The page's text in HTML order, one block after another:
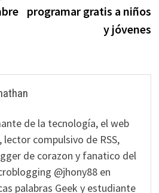
programar gratis a niños
y jóvenes
de la tecnología, el web
lector compulsivo de RSS,
de corazon y fanatico del
@jhony88 en
palabras Geek y estudiante